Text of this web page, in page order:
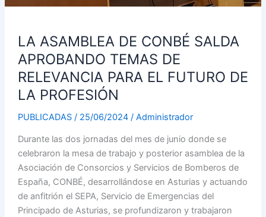
LA ASAMBLEA DE CONBÉ SALDA
APROBANDO TEMAS DE
RELEVANCIA PARA EL FUTURO DE
LA PROFESIÓN
PUBLICADAS/ 25/06/2024 / Administrador
Durante las dos jornadas del mes de junio donde se
celebraron la mesa de trabajo y posterior asamblea de la
Asociación de Consorcios y Servicios de Bomberos de
España, CONBÉ, desarrollándose en Asturias y actuando
de anfitrión el SEPA, Servicio de Emergencias del
Principado de Asturias, se profundizaron y trabajaron
LA